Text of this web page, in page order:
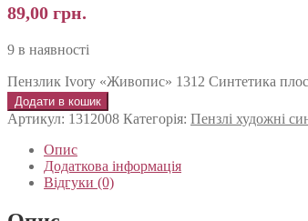
89,00 грн.
9 в наявності
Пензлик Ivory «Живопис» 1312 Синтетика
Додати в кошик
Артикул: 1312008 Категорія: Пензлі художні
Опис
Додаткова інформація
Відгуки (0)